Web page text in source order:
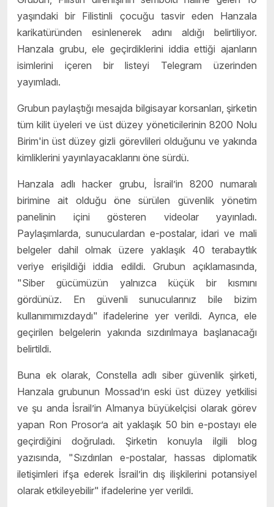
yaşındaki bir Filistinli çocuğu tasvir eden Hanzala
karikatüründen esinlenerek adını aldığı belirtiliyor.
Hanzala grubu, ele geçirdiklerini iddia ettiği ajanların
isimlerini içeren bir listeyi Telegram üzerinden
yayımladı.
Grubun paylaştığı mesajda bilgisayar korsanları, şirketin
tüm kilit üyeleri ve üst düzey yöneticilerinin 8200 Nolu
Birim'in üst düzey gizli görevlileri olduğunu ve yakında
kimliklerini yayınlayacaklarını öne sürdü.
Hanzala adlı hacker grubu, İsrail’in 8200 numaralı
birimine ait olduğu öne sürülen güvenlik yönetim
panelinin içini gösteren videolar yayınladı.
Paylaşımlarda, sunuculardan e-postalar, idari ve mali
belgeler dahil olmak üzere yaklaşık 40 terabaytlık
veriye erişildiği iddia edildi. Grubun açıklamasında,
"Siber gücümüzün yalnızca küçük bir kısmını
gördünüz. En güvenli sunucularınız bile bizim
kullanımımızdaydı" ifadelerine yer verildi. Ayrıca, ele
geçirilen belgelerin yakında sızdırılmaya başlanacağı
belirtildi.
Buna ek olarak, Constella adlı siber güvenlik şirketi,
Hanzala grubunun Mossad’ın eski üst düzey yetkilisi
ve şu anda İsrail’in Almanya büyükelçisi olarak görev
yapan Ron Prosor’a ait yaklaşık 50 bin e-postayı ele
geçirdiğini doğruladı. Şirketin konuyla ilgili blog
yazısında, "Sızdırılan e-postalar, hassas diplomatik
iletişimleri ifşa ederek İsrail’in dış ilişkilerini potansiyel
olarak etkileyebilir" ifadelerine yer verildi.